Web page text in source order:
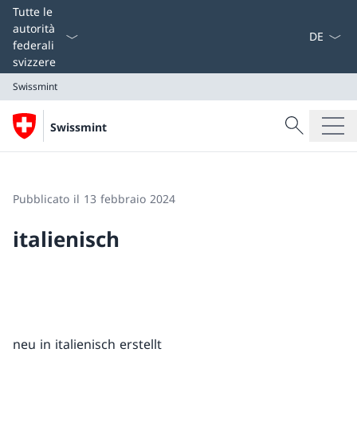
Tutte le
autorità
federali
svizzere
Swissmint
Swissmint
Cercare
Ricerca
Pubblicato il 13 febbraio 2024
italienisch
neu in italienisch erstellt